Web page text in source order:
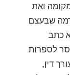
ואת
שבעצם
כתב
לספרות
דין,